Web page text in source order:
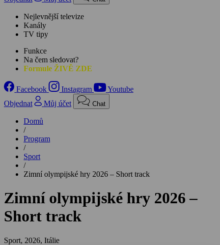
Nejlevnější televize
Kanály
TV tipy
Funkce
Na čem sledovat?
Formule ŽIVĚ ZDE
Facebook Instagram
Youtube
Objednat
Můj účet Chat
Domů
/
Program
/
Sport
/
Zimní olympijské hry 2026 – Short track
Zimní olympijské hry 2026 –
Short track
Sport, 2026, Itálie